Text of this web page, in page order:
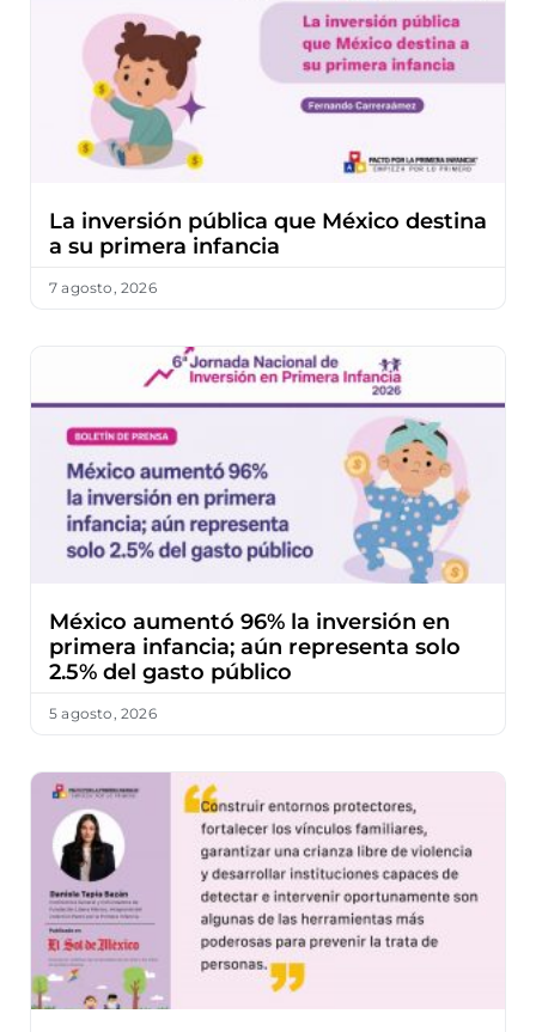
La inversión pública que México destina
a su primera infancia
7 agosto, 2026
México aumentó 96% la inversión en
primera infancia; aún representa solo
2.5% del gasto público
5 agosto, 2026